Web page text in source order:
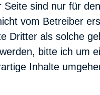
Seite sind nur für
vom Betreiber
Dritter als solche
bitte ich um
Inhalte